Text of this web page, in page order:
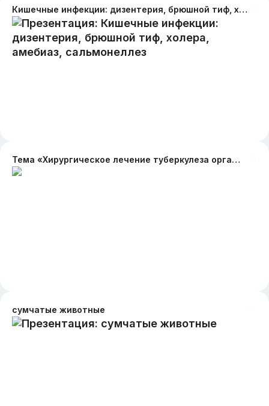
Кишечные инфекции: дизентерия, брюшной тиф, холера, амебиаз, сальмонеллез
Тема «Хирургическое лечение туберкулеза органов дыхания»
сумчатые животные